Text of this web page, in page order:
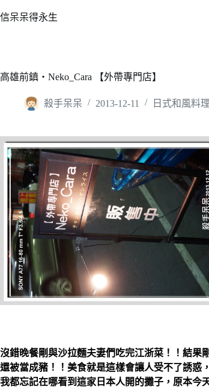
至
容
信呆呆得永生
高雄前鎮‧Neko_Cara 【外帶專門店】
殺手呆呆 2013-12-11 日式和風料理
沒錯晚餐剛與沙拉麵夫妻們吃完江浙菜！！結
還被當成豬！！美食就是這樣會讓人受不了誘
我都忘記在哪看到這家日本人開的攤子，原本今